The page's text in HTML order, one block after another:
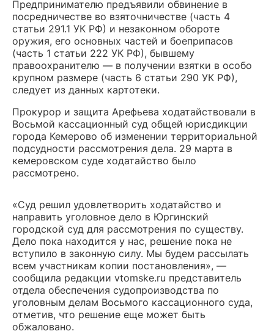
Предпринимателю предъявили обвинение в
посредничестве во взяточничестве (часть 4
статьи 291.1 УК РФ) и незаконном обороте
оружия, его основных частей и боеприпасов
(часть 1 статьи 222 УК РФ), бывшему
правоохранителю — в получении взятки в особо
крупном размере (часть 6 статьи 290 УК РФ),
следует из данных картотеки.
Прокурор и защита Арефьева ходатайствовали в
Восьмой кассационный суд общей юрисдикции
города Кемерово об изменении территориальной
подсудности рассмотрения дела. 29 марта в
кемеровском суде ходатайство было
рассмотрено.
«Суд решил удовлетворить ходатайство и
направить уголовное дело в Юргинский
городской суд для рассмотрения по существу.
Дело пока находится у нас, решение пока не
вступило в законную силу. Мы будем рассылать
всем участникам копии постановления», —
сообщила редакции vtomske.ru представитель
отдела обеспечения судопроизводства по
уголовным делам Восьмого кассационного суда,
отметив, что решение еще может быть
обжаловано.